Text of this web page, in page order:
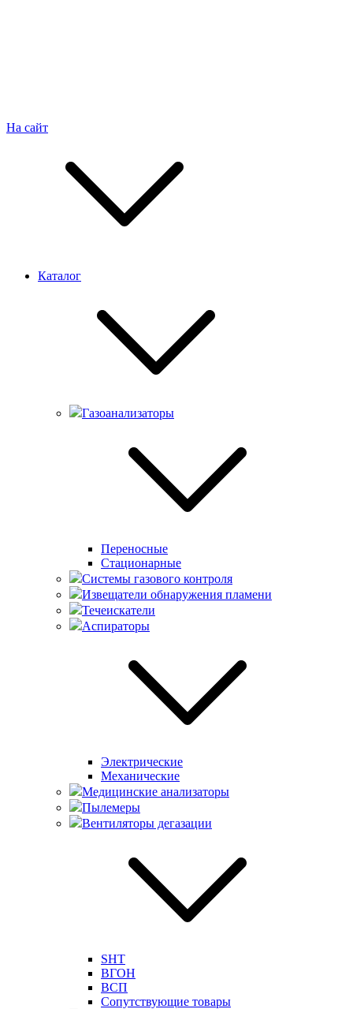
На сайт
Каталог
Газоанализаторы
Переносные
Стационарные
Системы газового контроля
Извещатели обнаружения пламени
Течеискатели
Аспираторы
Электрические
Механические
Медицинские анализаторы
Пылемеры
Вентиляторы дегазации
SHT
ВГОН
ВСП
Сопутствующие товары